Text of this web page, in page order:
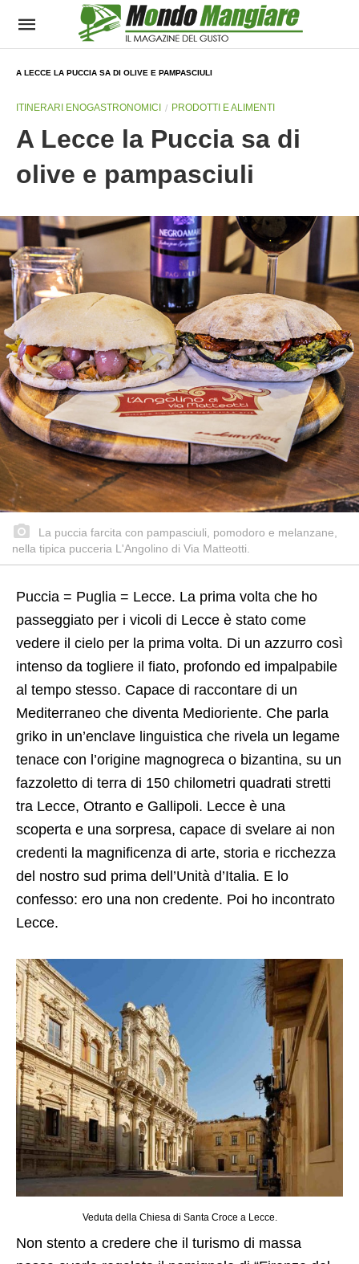
A LECCE LA PUCCIA SA DI OLIVE E PAMPASCIULI
ITINERARI ENOGASTRONOMICI PRODOTTI E ALIMENTI
A Lecce la Puccia sa di
olive e pampasciuli
La puccia farcita con pampasciuli, pomodoro e melanzane,
nella tipica pucceria L'Angolino di Via Matteotti.
Puccia = Puglia = Lecce. La prima volta che ho
passeggiato per i vicoli di Lecce è stato come
vedere il cielo per la prima volta. Di un azzurro così
intenso da togliere il fiato, profondo ed impalpabile
al tempo stesso. Capace di raccontare di un
Mediterraneo che diventa Medioriente. Che parla
griko in un’enclave linguistica che rivela un legame
tenace con l’origine magnogreca o bizantina, su un
fazzoletto di terra di 150 chilometri quadrati stretti
tra Lecce, Otranto e Gallipoli. Lecce è una
scoperta e una sorpresa, capace di svelare ai non
credenti la magnificenza di arte, storia e ricchezza
del nostro sud prima dell’Unità d’Italia. E lo
confesso: ero una non credente. Poi ho incontrato
Lecce.
Veduta della Chiesa di Santa Croce a Lecce.
Non stento a credere che il turismo di massa